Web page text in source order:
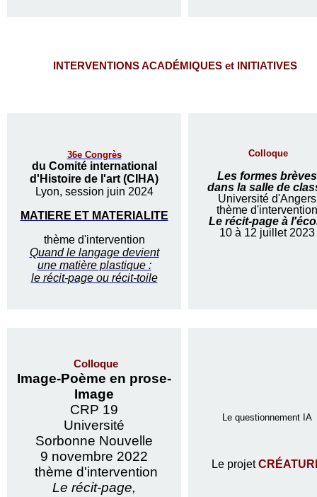
INTERVENTIONS ACADÉMIQUES et INITIATIVES
36e Congrès
du Comité international
d'Histoire de l'art (CIHA)
Lyon, session juin 2024
MATIERE ET MATERIALITE
thème d'intervention
Quand le langage devient
une matière plastique :
le récit-page ou récit-toile
Colloque
Les formes brèves
dans la salle de
Université d'Angers
thème d'intervention
Le récit-page à
10 à 12 juillet 2023
Colloque
Image-Poème en prose-
Image
CRP 19
Université
Sorbonne Nouvelle
9 novembre 2022
thème d'intervention
Le récit-page,
Le questionnement IA
Le projet